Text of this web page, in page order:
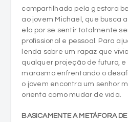
compartilhada pela gestora
ao jovem Michael, que busca
ela por se sentir totalmente
profissional e pessoal. Para
lenda sobre um rapaz que
qualquer projeção de futuro,
marasmo enfrentando o
o jovem encontra um senhor
orienta como mudar de vida.
BASICAMENTE A METÁFORA